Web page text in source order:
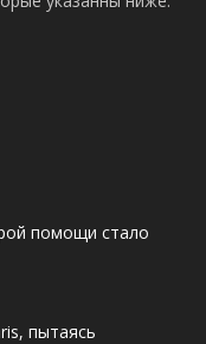
помощи стало
пытаясь